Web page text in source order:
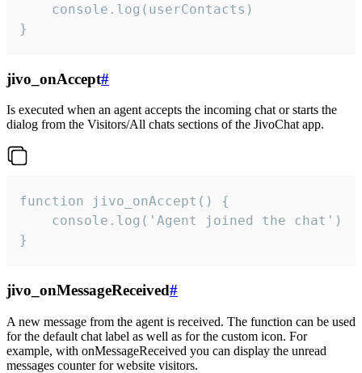
    console.log(userContacts)
}
jivo_onAccept#
Is executed when an agent accepts the incoming chat or starts the
dialog from the Visitors/All chats sections of the JivoChat app.
function jivo_onAccept() {
}
jivo_onMessageReceived#
A new message from the agent is received. The function can be used
for the default chat label as well as for the custom icon. For
example, with onMessageReceived you can display the unread
messages counter for website visitors.